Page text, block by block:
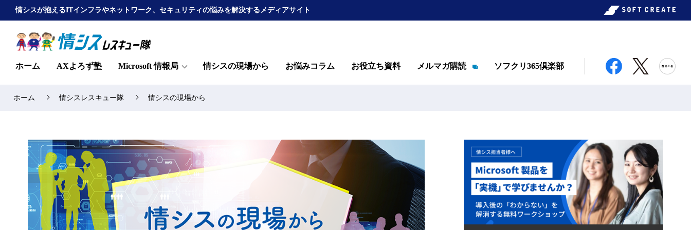
情シスが抱えるITインフラやネットワーク、セキュリティの悩みを解決するメディアサイト
ホーム AXよろず塾 Microsoft 情報局 情シスの現場から お悩みコラム お役立ち資料 メルマガ購読 ソフクリ365倶楽部
ホーム 情シスレスキュー隊 情シスの現場から